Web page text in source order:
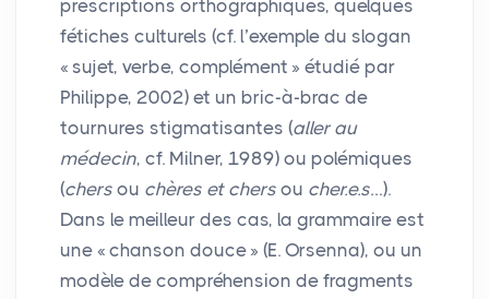
prescriptions orthographiques, quelques
fétiches culturels (cf. l’exemple du slogan
« sujet, verbe, complément » étudié par
Philippe, 2002) et un bric-à-brac de
tournures stigmatisantes (aller au
médecin, cf. Milner, 1989) ou polémiques
(chers ou chères et chers ou cher.e.s…).
Dans le meilleur des cas, la grammaire est
une « chanson douce » (E. Orsenna), ou un
modèle de compréhension de fragments